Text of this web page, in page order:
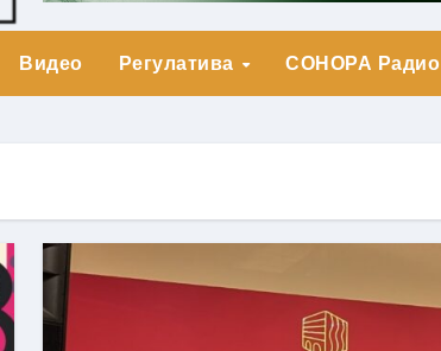
Видео Регулатива СОНОРА Радио